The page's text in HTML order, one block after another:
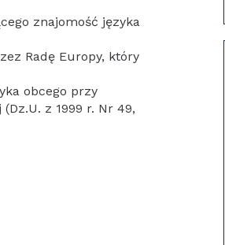
znajomość języka
Radę Europy, który
obcego przy
z 1999 r. Nr 49,